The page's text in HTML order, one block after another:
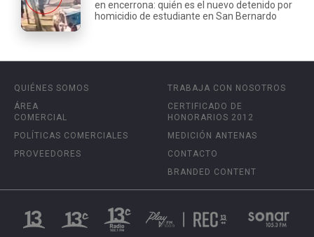
en encerrona: quién es el nuevo detenido por
homicidio de estudiante en San Bernardo
QUIÉNES SOMOS
ÁREA
COMERCIAL
POLÍTICAS COMERCIALES
PROVEEDORES
TRABAJA CON NOSOTROS
CERTIFICADO DE
HONORARIOS 2012
MEDICIÓN ANTENAS
CONTACTO
BRANDED CONTENT